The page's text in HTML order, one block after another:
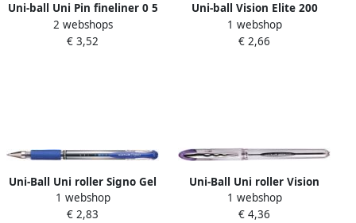
Uni-ball Uni Pin fineliner 0 5
mm ronde punt lichtgrijs
2 webshops
€ 3,52
Uni-ball Vision Elite 200
roller schrijfbreedte 0 6 mm
punt 0 8 mm rood
1 webshop
€ 2,66
Uni-Ball Uni roller Signo Gel
Grip blauw
1 webshop
€ 2,83
Uni-Ball Uni roller Vision
Elite 200 en 205 0 6 mm
paars
1 webshop
€ 4,36